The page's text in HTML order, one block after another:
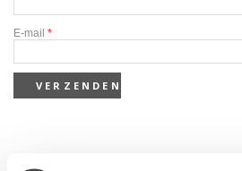
E-mail *